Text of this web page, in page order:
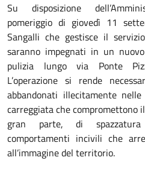
Su disposizione
pomeriggio di giovedì 11
Sangalli che gestisce il
saranno impegnati in un
pulizia lungo via Ponte
L’operazione si rende
abbandonati illecitamente
carreggiata che compromettono
gran parte, di
comportamenti incivili che
all’immagine del territorio.